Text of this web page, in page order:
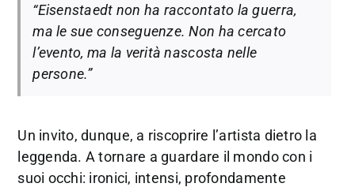
“Eisenstaedt non ha raccontato la guerra,
ma le sue conseguenze. Non ha cercato
l’evento, ma la verità nascosta nelle
persone.”
Un invito, dunque, a riscoprire l’artista dietro la
leggenda. A tornare a guardare il mondo con i
suoi occhi: ironici, intensi, profondamente